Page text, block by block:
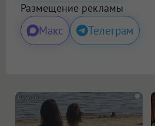
Размещение рекламы
Макс Телеграм
i